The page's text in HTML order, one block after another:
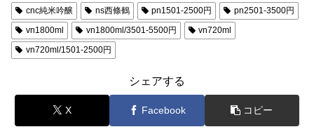
cnc純米吟醸
ns西條鶴 pn1501-2500円
pn2501-3500円
vn1800ml
vn1800ml/3501-5500円
vn720ml
vn720ml/1501-2500円
シェアする
X Facebook コピー